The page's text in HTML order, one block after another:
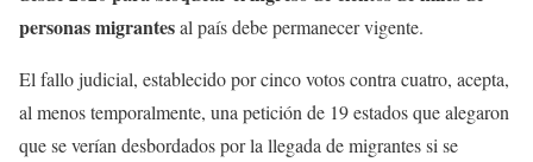
personas migrantesal país debe permanecer vigente.
El fallo judicial, establecido por cinco votos contra cuatro, acepta,
al menos temporalmente, una petición de 19 estados que alegaron
que se verían desbordados por la llegada de migrantes si se